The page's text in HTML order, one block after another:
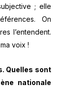
; elle
On
l’entendent.
voix !
Quelles sont
nationale